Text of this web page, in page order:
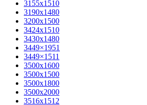
3155х1510
3190х1480
3200х1500
3424х1510
3430х1480
3449×1951
3449×1511
3500x1600
3500х1500
3500х1800
3500х2000
3516х1512